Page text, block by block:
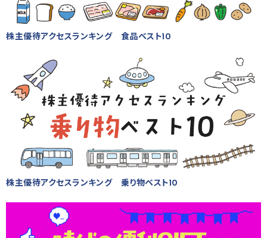
株主優待アクセスランキング 食品ベスト10
株主優待アクセスランキング 乗り物ベスト10